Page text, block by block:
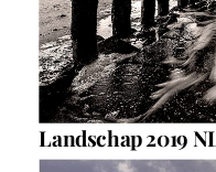
Landschap 2019